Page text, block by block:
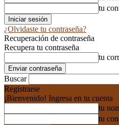
tu
¿Olvidaste tu contraseña?
Recuperación de contraseña
Recupera tu contraseña
tu
Buscar
Registrarse
¡Bienvenido! Ingresa en tu cuenta
tu
tu